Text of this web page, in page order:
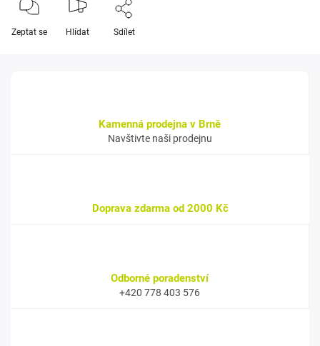
Zeptat se Hlídat Sdílet
Kamenná prodejna v Brně
Navštivte naši prodejnu
Doprava zdarma od 2000 Kč
Odborné poradenství
+420 778 403 576